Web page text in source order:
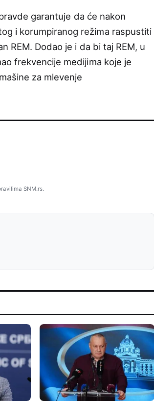
garantuje da će nakon
i korumpiranog režima raspustiti
REM. Dodao je i da bi taj REM, u
frekvencije medijima koje je
za mlevenje
SNM.rs.